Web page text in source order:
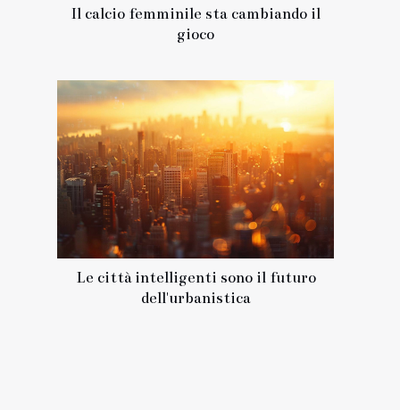
Il calcio femminile sta cambiando il
gioco
Le città intelligenti sono il futuro
dell'urbanistica